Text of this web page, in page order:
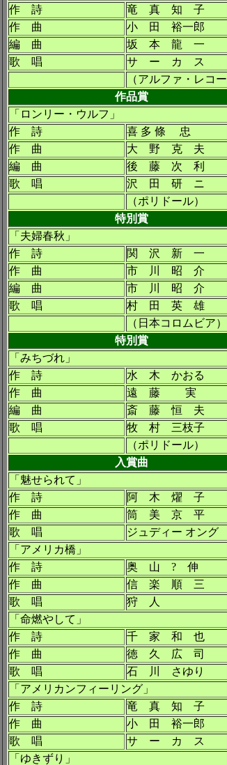
作 詩
竜 真 知 子
作 曲
小 田 裕一郎
編 曲
坂 本 龍 一
歌 唱
サ ー カ ス
（アルファ・レコー
作品賞
「ロンリー・ウルフ」
作 詩
喜 多 條 忠
作 曲
大 野 克 夫
編 曲
後 藤 次 利
歌 唱
沢 田 研 ニ
（ポリドール）
特別賞
「夫婦春秋」
作 詩
関 沢 新 一
作 曲
市 川 昭 介
編 曲
市 川 昭 介
歌 唱
村 田 英 雄
（日本コロムビア）
特別賞
「みちづれ」
作 詩
水 木 かおる
作 曲
遠 藤 実
編 曲
斎 藤 恒 夫
歌 唱
牧 村 三枝子
（ポリドール）
入賞曲
「魅せられて」
作 詩
阿 木 燿 子
作 曲
筒 美 京 平
歌 唱
ジュディー オング
「アメリカ橋」
作 詩
奥 山 ? 伸
作 曲
信 楽 順 三
歌 唱
狩 人
「命燃やして」
作 詩
千 家 和 也
作 曲
徳 久 広 司
歌 唱
石 川 さゆり
「アメリカンフィーリング」
作 詩
竜 真 知 子
作 曲
小 田 裕一郎
歌 唱
サ ー カ ス
「ゆきずり」